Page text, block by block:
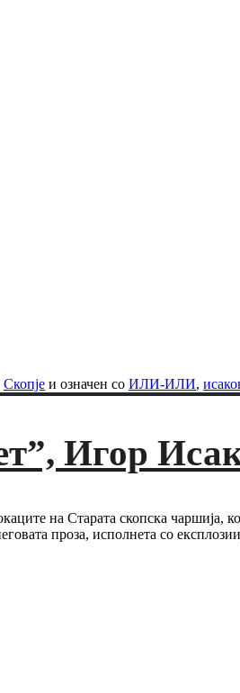
Скопје и означен со ИЛИ-ИЛИ,
Игор
на Старата скопска чаршија,
проза, исполнета со